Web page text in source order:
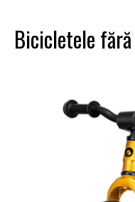
Bicicletele